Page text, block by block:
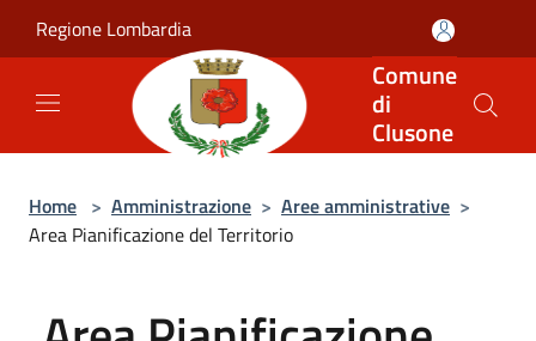
Regione Lombardia
Comune
di
Clusone
Home > Amministrazione > Aree amministrative >
Area Pianificazione del Territorio